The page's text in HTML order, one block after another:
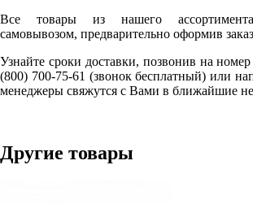
Все товары из нашего
самовывозом, предварительно оформив
Узнайте сроки доставки, позвонив на
(800) 700-75-61 (звонок бесплатный) или
менеджеры свяжутся с Вами в ближайшие
Другие товары